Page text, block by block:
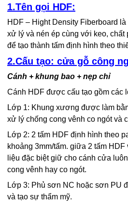
1.Tên gọi HDF:
HDF – Hight Density Fiberboard
xử lý và nén ép cùng với keo,
để tạo thành tấm định hình theo
2.Cấu tạo: cửa gỗ công
Cánh + khung bao + nẹp chỉ
Cánh HDF được cấu tạo gồm các
Lớp 1: Khung xương được làm
xử lý chống cong vênh co ngót và
Lớp 2: 2 tấm HDF định hình theo
khoảng 3mm/tấm. giữa 2 tấm
liệu đặc biệt giữ cho cánh cửa
cong vênh hay co ngót.
Lớp 3: Phủ sơn NC hoặc sơn PU
và tạo sự thẩm mỹ.